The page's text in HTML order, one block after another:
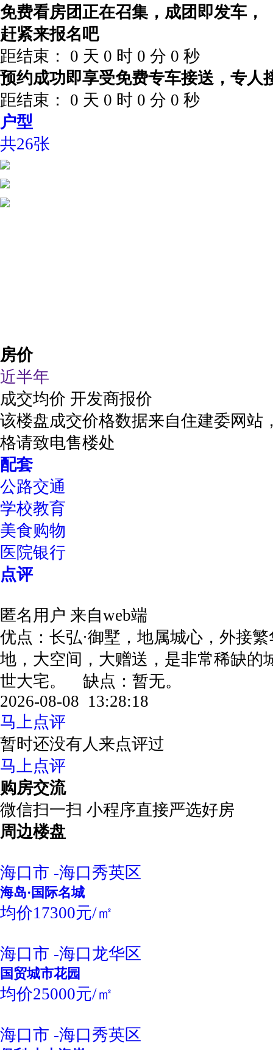
免费看房团正在召集，成团即发车，
赶紧来报名吧
距结束：
0 天 0 时 0 分 0 秒
预约成功即享受免费专车接送，专人
距结束：
0 天 0 时 0 分 0 秒
户型
共26张
房价
近半年
成交均价 开发商报价
该楼盘成交价格数据来自住建委网站
格请致电售楼处
配套
公路交通
学校教育
美食购物
医院银行
点评
匿名用户 来自web端
优点：长弘·御墅，地属城心，外接
地，大空间，大赠送，是非常稀缺的
世大宅。 缺点：暂无。
2026-08-08 13:28:18
马上点评
暂时还没有人来点评过
马上点评
购房交流
微信扫一扫 小程序直接严选好房
周边楼盘
海口市 -海口秀英区
海岛·国际名城
均价17300元/㎡
海口市 -海口龙华区
国贸城市花园
均价25000元/㎡
海口市 -海口秀英区